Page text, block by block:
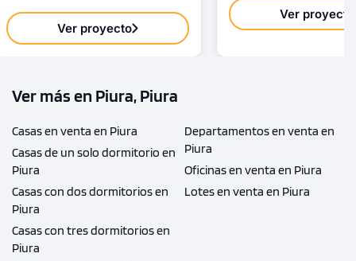
Ver proyecto
Ver proyecto
Ver más en Piura, Piura
Casas en venta en Piura
Casas de un solo dormitorio en
Piura
Casas con dos dormitorios en
Piura
Casas con tres dormitorios en
Piura
Departamentos en venta en
Piura
Oficinas en venta en Piura
Lotes en venta en Piura